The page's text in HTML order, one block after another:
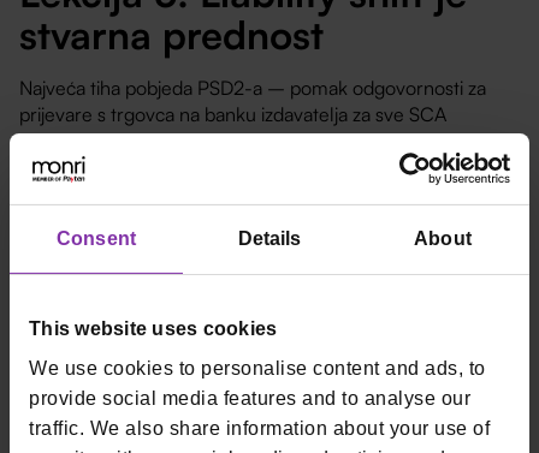
Consent Details About
This website uses cookies
We use cookies to personalise content and ads, to
provide social media features and to analyse our
traffic. We also share information about your use of
stvarna prednost
Najveća tiha pobjeda PSD2-a – pomak odgovornosti za
prijevare s trgovca na banku izdavatelja za sve SCA
transakcije.
Što slijedi s PSD3 i PSR
podacima.
Snažnija zaštita od APP prijevara– odgovornost
banke za prevarena plaćanja.
Jednake licencne obveze
za sve PSP-e.